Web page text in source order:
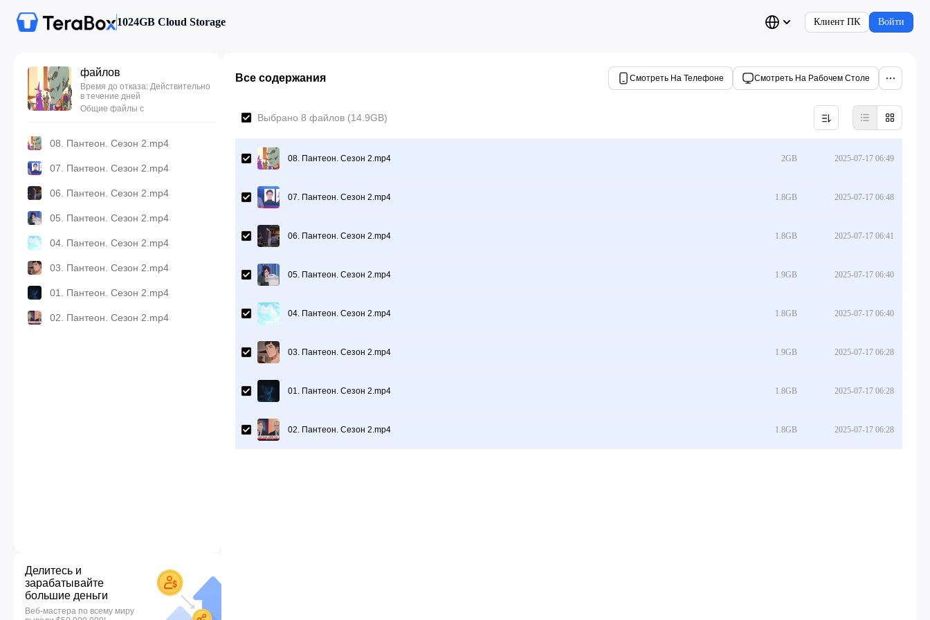
1024GB Cloud Storage Клиент ПК Войти
файлов
Время до отказа: Действительно
в течение дней
Общие файлы с
08. Пантеон. Сезон 2.mp4
07. Пантеон. Сезон 2.mp4
06. Пантеон. Сезон 2.mp4
05. Пантеон. Сезон 2.mp4
04. Пантеон. Сезон 2.mp4
03. Пантеон. Сезон 2.mp4
01. Пантеон. Сезон 2.mp4
02. Пантеон. Сезон 2.mp4
Делитесь и
зарабатывайте
большие деньги
Веб-мастера по всему миру
Все содержания Смотреть На Телефоне Смотреть На Рабочем Столе
Выбрано 8 файлов (14.9GB)
08. Пантеон. Сезон 2.mp4 2GB 2025-07-17 06:49
07. Пантеон. Сезон 2.mp4 1.8GB 2025-07-17 06:48
06. Пантеон. Сезон 2.mp4 1.8GB 2025-07-17 06:41
05. Пантеон. Сезон 2.mp4 1.9GB 2025-07-17 06:40
04. Пантеон. Сезон 2.mp4 1.8GB 2025-07-17 06:40
03. Пантеон. Сезон 2.mp4 1.9GB 2025-07-17 06:28
01. Пантеон. Сезон 2.mp4 1.8GB 2025-07-17 06:28
02. Пантеон. Сезон 2.mp4 1.8GB 2025-07-17 06:28